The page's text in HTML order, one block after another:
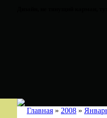
Главная » 2008 »